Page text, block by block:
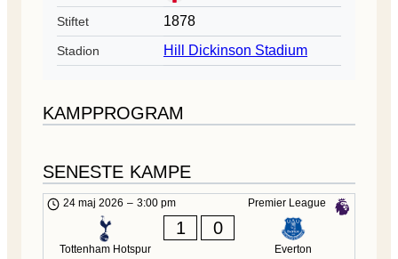
Stiftet 1878
Stadion Hill Dickinson Stadium
KAMPPROGRAM
SENESTE KAMPE
Premier League
24 maj 2026 – 3:00 pm
Tottenham Hotspur
1 0
Everton